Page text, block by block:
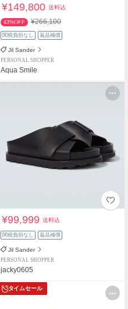
¥149,800送料込
43%OFF ¥266,100
関税負担なし 返品補償
Jil Sander
PERSONAL SHOPPER
Aqua Smile
¥99,999送料込
関税負担なし 返品補償
Jil Sander
PERSONAL SHOPPER
jacky0605
タイムセール